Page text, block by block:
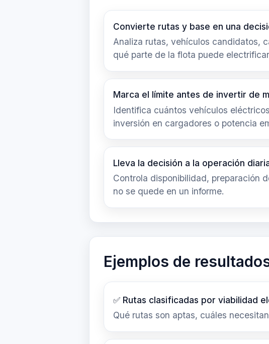
Convierte rutas y base en una
Analiza rutas, vehículos candidatos,
qué parte de la flota puede
Marca el límite antes de invertir de
Identifica cuántos vehículos
inversión en cargadores o potencia
Lleva la decisión a la operación
Controla disponibilidad, preparación
no se quede en un informe.
Ejemplos de
✅ Rutas clasificadas por viabilidad
Qué rutas son aptas, cuáles